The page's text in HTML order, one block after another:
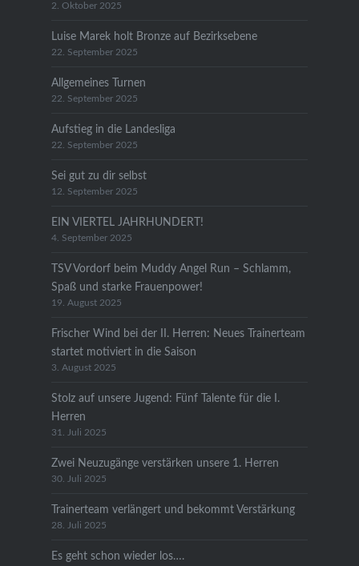
2. Oktober 2025
Luise Marek holt Bronze auf Bezirksebene
22. September 2025
Allgemeines Turnen
22. September 2025
Aufstieg in die Landesliga
22. September 2025
Sei gut zu dir selbst
12. September 2025
EIN VIERTEL JAHRHUNDERT!
4. September 2025
TSV Vordorf beim Muddy Angel Run – Schlamm,
Spaß und starke Frauenpower!
19. August 2025
Frischer Wind bei der II. Herren: Neues Trainerteam
startet motiviert in die Saison
3. August 2025
Stolz auf unsere Jugend: Fünf Talente für die I.
Herren
31. Juli 2025
Zwei Neuzugänge verstärken unsere 1. Herren
30. Juli 2025
Trainerteam verlängert und bekommt Verstärkung
28. Juli 2025
Es geht schon wieder los….